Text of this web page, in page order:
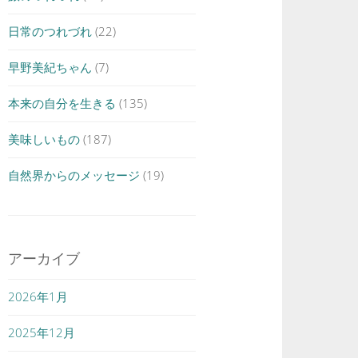
日常のつれづれ (22)
早野美紀ちゃん (7)
本来の自分を生きる (135)
美味しいもの (187)
自然界からのメッセージ (19)
アーカイブ
2026年1月
2025年12月